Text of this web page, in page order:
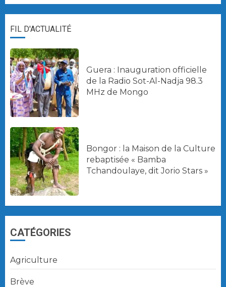
FIL D'ACTUALITÉ
Guera : Inauguration officielle
de la Radio Sot-Al-Nadja 98.3
MHz de Mongo
Bongor : la Maison de la Culture
rebaptisée « Bamba
Tchandoulaye, dit Jorio Stars »
CATÉGORIES
Agriculture
Brève